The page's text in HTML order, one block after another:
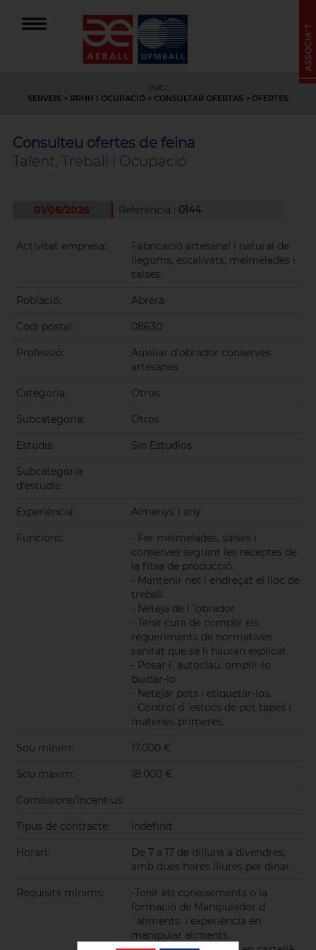
INICI
SERVEIS > RRHH I OCUPACIÓ > CONSULTAR OFERTAS > OFERTES
Consulteu ofertes de feina
Talent, Treball i Ocupació
01/06/2026 Referència : 0144
Activitat empresa:
Fabricació artesanal i natural de
llegums, escalivats, melmelades i
salses.
Població: Abrera
Codi postal: 08630
Professió:
Auxiliar d'obrador conserves
artesanes
Categoria: Otros
Subcategoria: Otros
Estudis: Sin Estudios
Subcategoria
d'estudis:
Experiència: Almenys 1 any
Funcions:
- Fer melmelades, salses i
conserves seguint les receptes de
la fitxa de producció.
- Mantenir net i endreçat el lloc de
treball.
- Neteja de l´obrador
- Tenir cura de complir els
requeriments de normatives
sanitat que se li hauran explicat
- Posar l´autoclau, omplir-lo
buidar-lo
- Netejar pots i etiquetar-los.
- Control d´estocs de pot tapes i
materies primeres.
Sou mínim: 17.000 €
Sou màxim: 18.000 €
Comissions/Incentius:
Tipus de contracte: Indefinit
Horari:
De 7 a 17 de dilluns a divendres,
amb dues hores lliures per dinar.
Requisits mínims:
-Tenir els coneixements o la
formació de Manipulador d
´aliments. i experiència en
manipular aliments.